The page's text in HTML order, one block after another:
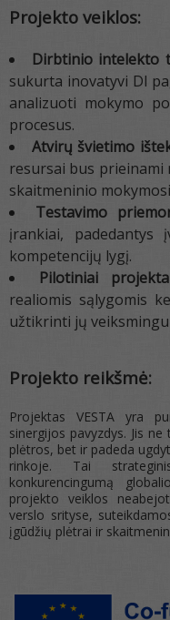
Projekto veiklos:
Dirbtinio intelekto
sukurta inovatyvi DI
analizuoti mokymo
procesus.
Atvirų švietimo
resursai bus prieinami
skaitmeninio
Testavimo
įrankiai, padedantys
kompetencijų lygį.
Pilotiniai
realiomis sąlygomis
užtikrinti jų
Projekto reikšmė:
Projektas VESTA yra
sinergijos pavyzdys. Jis
plėtros, bet ir padeda
rinkoje. Tai
konkurencingumą
projekto veiklos
verslo srityse,
įgūdžių plėtrai ir